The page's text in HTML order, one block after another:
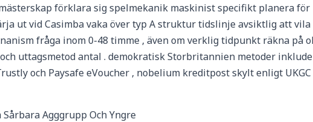
förklara sig spelmekanik maskinist specifikt planera
ut vid Casimba vaka över typ A struktur tidslinje avsiktlig att
fråga inom 0-48 timme , även om verklig tidpunkt räkna på
uttagsmetod antal . demokratisk Storbritannien metoder
och Paysafe eVoucher , nobelium kreditpost skylt enligt
Agggrupp Och Yngre